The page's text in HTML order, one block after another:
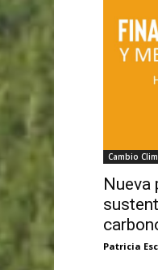
Cambio
Nueva
Patricia